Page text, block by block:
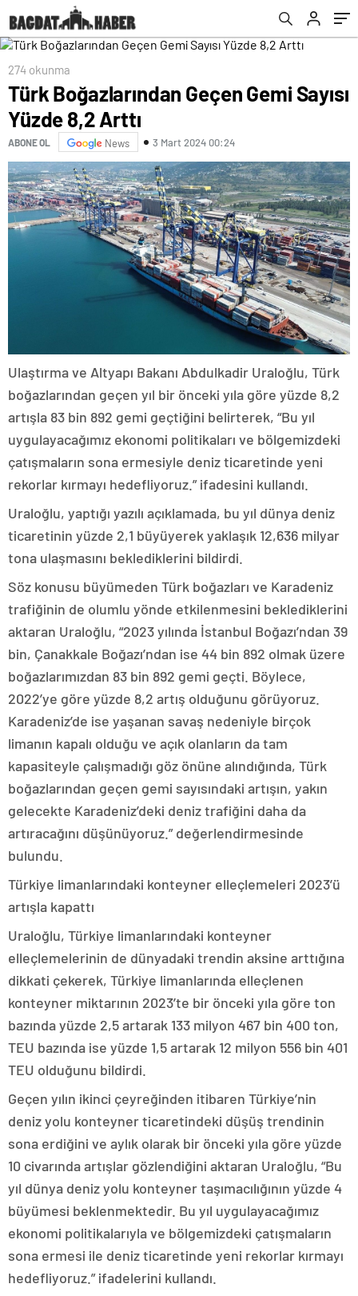
274 okunma
Türk Boğazlarından Geçen Gemi Sayısı
Yüzde 8,2 Arttı
ABONE OL News 3 Mart 2024 00:24
Ulaştırma ve Altyapı Bakanı Abdulkadir Uraloğlu, Türk
boğazlarından geçen yıl bir önceki yıla göre yüzde 8,2
artışla 83 bin 892 gemi geçtiğini belirterek, “Bu yıl
uygulayacağımız ekonomi politikaları ve bölgemizdeki
çatışmaların sona ermesiyle deniz ticaretinde yeni
rekorlar kırmayı hedefliyoruz.” ifadesini kullandı.
Uraloğlu, yaptığı yazılı açıklamada, bu yıl dünya deniz
ticaretinin yüzde 2,1 büyüyerek yaklaşık 12,636 milyar
tona ulaşmasını beklediklerini bildirdi.
Söz konusu büyümeden Türk boğazları ve Karadeniz
trafiğinin de olumlu yönde etkilenmesini beklediklerini
aktaran Uraloğlu, “2023 yılında İstanbul Boğazı’ndan 39
bin, Çanakkale Boğazı’ndan ise 44 bin 892 olmak üzere
boğazlarımızdan 83 bin 892 gemi geçti. Böylece,
2022’ye göre yüzde 8,2 artış olduğunu görüyoruz.
Karadeniz’de ise yaşanan savaş nedeniyle birçok
limanın kapalı olduğu ve açık olanların da tam
kapasiteyle çalışmadığı göz önüne alındığında, Türk
boğazlarından geçen gemi sayısındaki artışın, yakın
gelecekte Karadeniz’deki deniz trafiğini daha da
artıracağını düşünüyoruz.” değerlendirmesinde
bulundu.
Türkiye limanlarındaki konteyner elleçlemeleri 2023’ü
artışla kapattı
Uraloğlu, Türkiye limanlarındaki konteyner
elleçlemelerinin de dünyadaki trendin aksine arttığına
dikkati çekerek, Türkiye limanlarında elleçlenen
konteyner miktarının 2023’te bir önceki yıla göre ton
bazında yüzde 2,5 artarak 133 milyon 467 bin 400 ton,
TEU bazında ise yüzde 1,5 artarak 12 milyon 556 bin 401
TEU olduğunu bildirdi.
Geçen yılın ikinci çeyreğinden itibaren Türkiye’nin
deniz yolu konteyner ticaretindeki düşüş trendinin
sona erdiğini ve aylık olarak bir önceki yıla göre yüzde
10 civarında artışlar gözlendiğini aktaran Uraloğlu, “Bu
yıl dünya deniz yolu konteyner taşımacılığının yüzde 4
büyümesi beklenmektedir. Bu yıl uygulayacağımız
ekonomi politikalarıyla ve bölgemizdeki çatışmaların
sona ermesi ile deniz ticaretinde yeni rekorlar kırmayı
hedefliyoruz.” ifadelerini kullandı.